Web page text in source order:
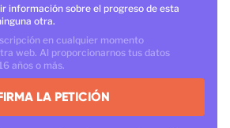
información sobre el progreso de esta
otra.
en cualquier momento
web. Al proporcionarnos tus datos
años o más.
LA PETICIÓN